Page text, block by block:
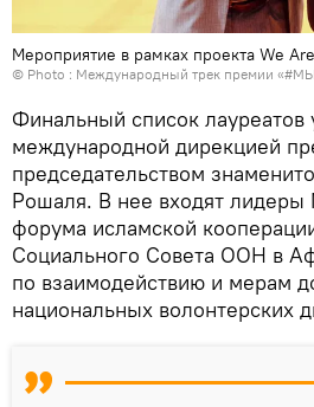
Мероприятие в рамках проекта We
© Photo : Международный трек премии
Финальный список лауреатов
международной дирекцией
председательством
Рошаля. В нее входят
форума исламской
Социального Совета ООН в
по взаимодействию и мерам
национальных волонтерских